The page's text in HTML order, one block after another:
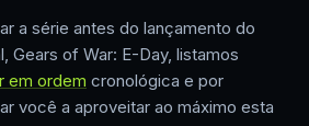
a série antes do lançamento do
Gears of War: E-Day, listamos
em ordem cronológica e por
você a aproveitar ao máximo esta